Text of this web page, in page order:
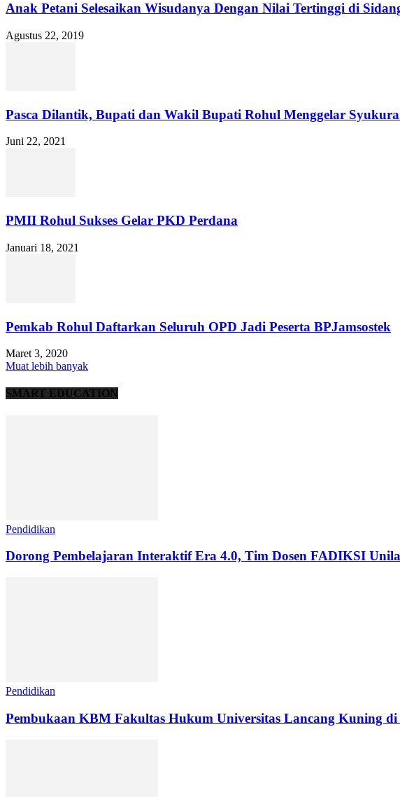
Anak Petani Selesaikan Wisudanya Dengan Nilai Tertinggi di
Agustus 22, 2019
Pasca Dilantik, Bupati dan Wakil Bupati Rohul Menggelar
Juni 22, 2021
PMII Rohul Sukses Gelar PKD Perdana
Januari 18, 2021
Pemkab Rohul Daftarkan Seluruh OPD Jadi Peserta BPJamsostek
Maret 3, 2020
Muat lebih banyak
SMART EDUCATION
Pendidikan
Dorong Pembelajaran Interaktif Era 4.0, Tim Dosen FADIKSI
Pendidikan
Pembukaan KBM Fakultas Hukum Universitas Lancang Kuning